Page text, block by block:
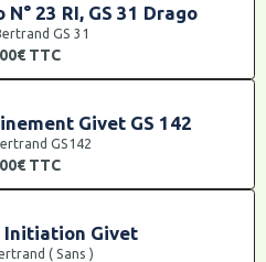
23 RI, GS 31 Drago
GS 31
TTC
Givet GS 142
GS142
TTC
Initiation Givet
( Sans )